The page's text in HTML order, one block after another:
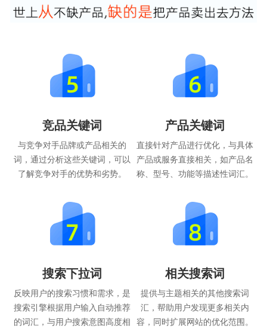
竞品关键词
与竞争对手品牌或产品相关的
词，通过分析这些关键词，可以
了解竞争对手的优势和劣势。
产品关键词
直接针对产品进行优化，与具体
产品或服务直接相关，如产品名
称、型号、功能等描述性词汇。
搜索下拉词
反映用户的搜索习惯和需求，是
搜索引擎根据用户输入自动推荐
的词汇，与用户搜索意图高度相
相关搜索词
提供与主题相关的其他搜索词
汇，帮助用户发现更多相关内
容，同时扩展网站的优化范围。